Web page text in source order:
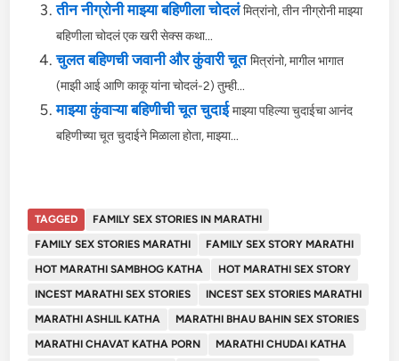
तीन नीग्रोनी माझ्या बहिणीला चोदलं मित्रांनो, तीन नीग्रोनी माझ्या
बहिणीला चोदलं एक खरी सेक्स कथा...
चुलत बहिणची जवानी और कुंवारी चूत मित्रांनो, मागील भागात
(माझी आई आणि काकू यांना चोदलं-2) तुम्ही...
माझ्या कुंवाऱ्या बहिणीची चूत चुदाई माझ्या पहिल्या चुदाईचा आनंद
बहिणीच्या चूत चुदाईने मिळाला होता, माझ्या...
TAGGED
FAMILY SEX STORIES IN MARATHI
FAMILY SEX STORIES MARATHI
FAMILY SEX STORY MARATHI
HOT MARATHI SAMBHOG KATHA
HOT MARATHI SEX STORY
INCEST MARATHI SEX STORIES
INCEST SEX STORIES MARATHI
MARATHI ASHLIL KATHA
MARATHI BHAU BAHIN SEX STORIES
MARATHI CHAVAT KATHA PORN
MARATHI CHUDAI KATHA